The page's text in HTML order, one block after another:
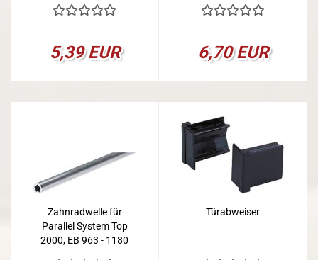
5,39 EUR 6,70 EUR
Zahnradwelle für
Parallel System Top
2000, EB 963 - 1180
Türabweiser